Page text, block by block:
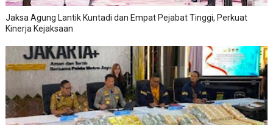
Jaksa Agung Lantik Kuntadi dan Empat Pejabat Tinggi, Perkuat
Kinerja Kejaksaan